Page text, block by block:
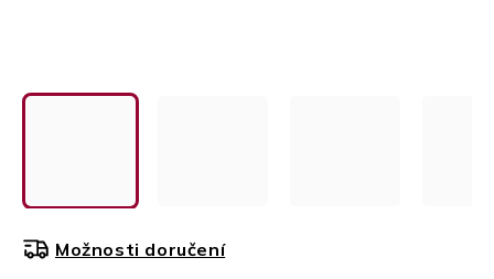
Možnosti doručení